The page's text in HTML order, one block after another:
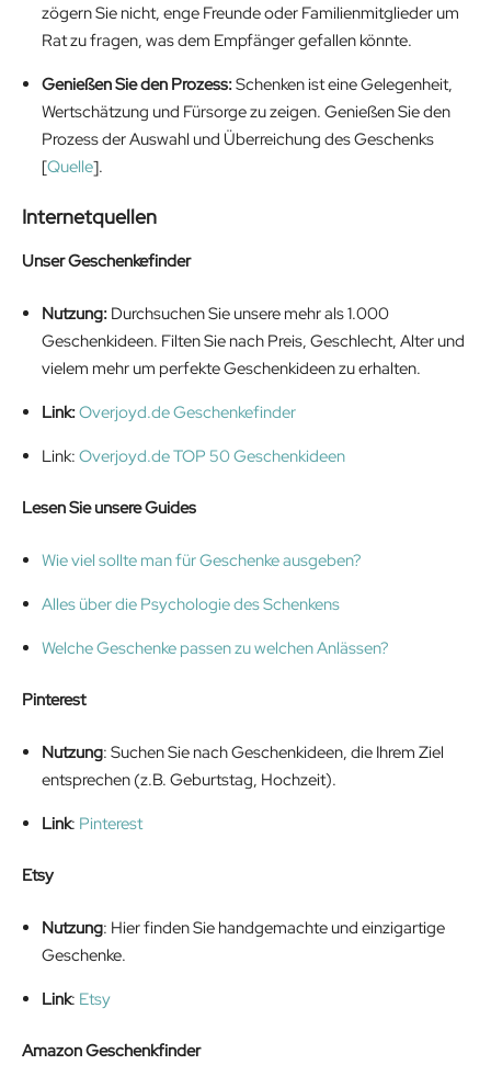
zögern Sie nicht, enge Freunde oder Familienmitglieder um
Rat zu fragen, was dem Empfänger gefallen könnte.
Genießen Sie den Prozess:Schenken ist eine Gelegenheit,
Wertschätzung und Fürsorge zu zeigen. Genießen Sie den
Prozess der Auswahl und Überreichung des Geschenks
[Quelle].
Internetquellen
Unser Geschenkefinder
Nutzung: Durchsuchen Sie unsere mehr als 1.000
Geschenkideen. Filten Sie nach Preis, Geschlecht, Alter und
vielem mehr um perfekte Geschenkideen zu erhalten.
Link:Overjoyd.de Geschenkefinder
Link: Overjoyd.de TOP 50 Geschenkideen
Lesen Sie unsere Guides
Wie viel sollte man für Geschenke ausgeben?
Alles über die Psychologie des Schenkens
Welche Geschenke passen zu welchen Anlässen?
Pinterest
Nutzung: Suchen Sie nach Geschenkideen, die Ihrem Ziel
entsprechen (z.B. Geburtstag, Hochzeit).
Link: Pinterest
Etsy
Nutzung: Hier finden Sie handgemachte und einzigartige
Geschenke.
Link: Etsy
Amazon Geschenkfinder